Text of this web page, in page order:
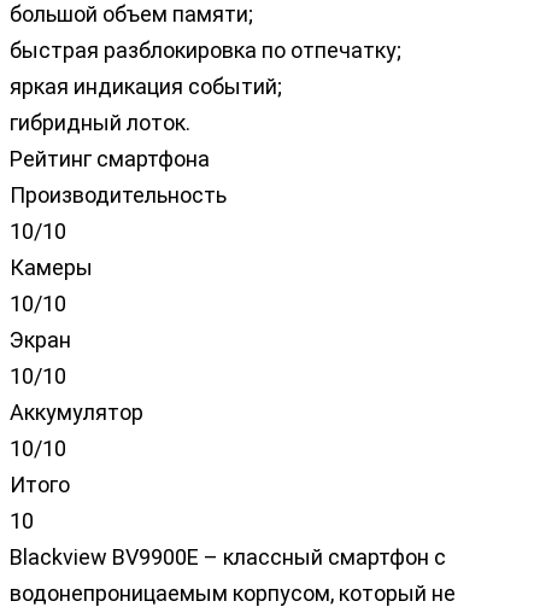
большой объем памяти;
быстрая разблокировка по отпечатку;
яркая индикация событий;
гибридный лоток.
Рейтинг смартфона
Производительность
10/10
Камеры
10/10
Экран
10/10
Аккумулятор
10/10
Итого
10
Blackview BV9900E – классный смартфон с
водонепроницаемым корпусом, который не